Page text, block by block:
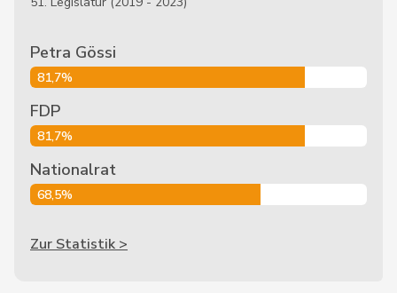
Petra Gössi
81,7%
FDP
81,7%
Nationalrat
68,5%
Zur Statistik >